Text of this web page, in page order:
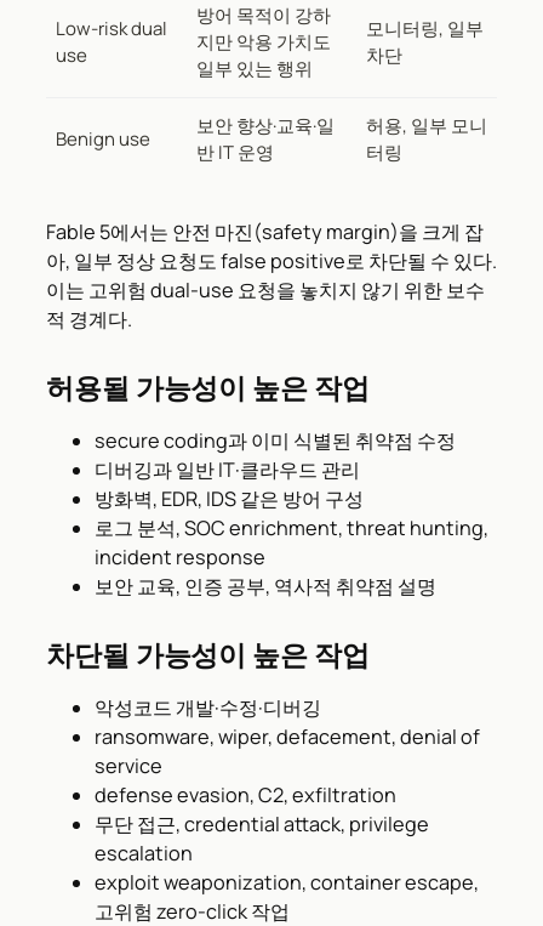
Low-risk dual
use
방어 목적이 강하
지만 악용 가치도
일부 있는 행위
모니터링, 일부
차단
Benign use
보안 향상·교육·일
반 IT 운영
허용, 일부 모니
터링
Fable 5에서는 안전 마진(safety margin)을 크게 잡
아, 일부 정상 요청도 false positive로 차단될 수 있다.
이는 고위험 dual-use 요청을 놓치지 않기 위한 보수
적 경계다.
허용될 가능성이 높은 작업
secure coding과 이미 식별된 취약점 수정
디버깅과 일반 IT·클라우드 관리
방화벽, EDR, IDS 같은 방어 구성
로그 분석, SOC enrichment, threat hunting,
incident response
보안 교육, 인증 공부, 역사적 취약점 설명
차단될 가능성이 높은 작업
악성코드 개발·수정·디버깅
ransomware, wiper, defacement, denial of
service
defense evasion, C2, exfiltration
무단 접근, credential attack, privilege
escalation
exploit weaponization, container escape,
고위험 zero-click 작업